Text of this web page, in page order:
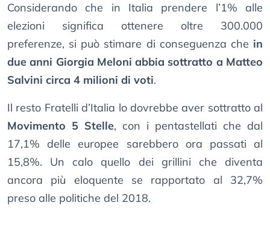
Considerando che in Italia prendere l’1% alle
elezioni significa ottenere oltre 300.000
preferenze, si può stimare di conseguenza che in
due anni Giorgia Meloni abbia sottratto a Matteo
Salvini circa 4 milioni di voti.
Il resto Fratelli d’Italia lo dovrebbe aver sottratto al
Movimento 5 Stelle, con i pentastellati che dal
17,1% delle europee sarebbero ora passati al
15,8%. Un calo quello dei grillini che diventa
ancora più eloquente se rapportato al 32,7%
preso alle politiche del 2018.